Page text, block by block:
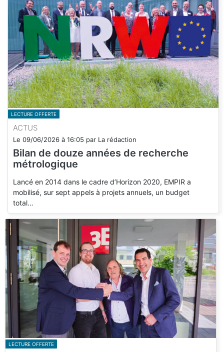
LECTURE OFFERTE
ACTUS
Le 09/06/2026 à 16:05 par La rédaction
Bilan de douze années de recherche
métrologique
Lancé en 2014 dans le cadre d’Horizon 2020, EMPIR a
mobilisé, sur sept appels à projets annuels, un budget
total…
LECTURE OFFERTE